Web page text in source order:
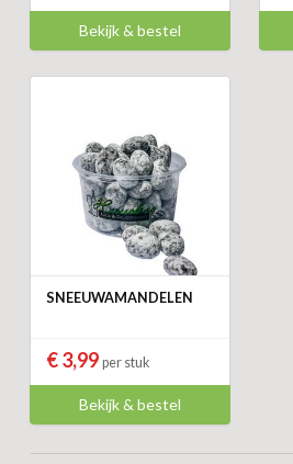
Bekijk & bestel
SNEEUWAMANDELEN
€ 3,99 per stuk
Bekijk & bestel